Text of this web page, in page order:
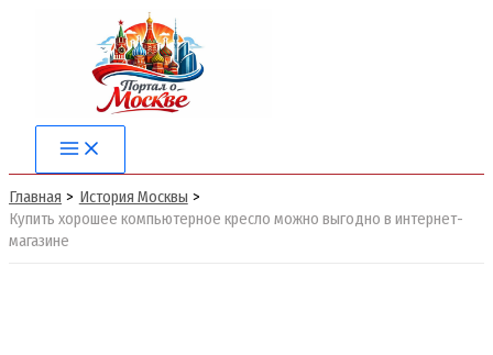
содержимому
Main
Menu
Главная
История Москвы
Купить хорошее компьютерное кресло можно выгодно в интернет-
магазине